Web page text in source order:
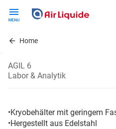
contentHome
AGIL 6
Labor & Analytik
•Kryobehälter mit geringem
•Hergestellt aus Edelstahl